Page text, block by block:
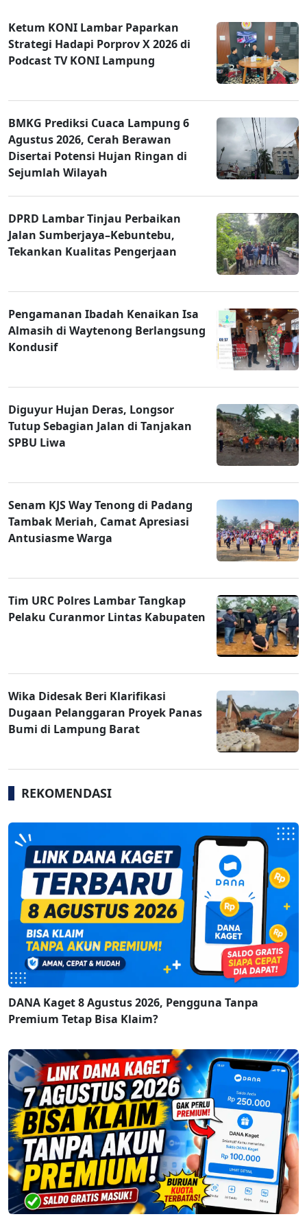
Ketum KONI Lambar Paparkan
Strategi Hadapi Porprov X 2026 di
Podcast TV KONI Lampung
BMKG Prediksi Cuaca Lampung 6
Agustus 2026, Cerah Berawan
Disertai Potensi Hujan Ringan di
Sejumlah Wilayah
DPRD Lambar Tinjau Perbaikan
Jalan Sumberjaya–Kebuntebu,
Tekankan Kualitas Pengerjaan
Pengamanan Ibadah Kenaikan Isa
Almasih di Waytenong Berlangsung
Kondusif
Diguyur Hujan Deras, Longsor
Tutup Sebagian Jalan di Tanjakan
SPBU Liwa
Senam KJS Way Tenong di Padang
Tambak Meriah, Camat Apresiasi
Antusiasme Warga
Tim URC Polres Lambar Tangkap
Pelaku Curanmor Lintas Kabupaten
Wika Didesak Beri Klarifikasi
Dugaan Pelanggaran Proyek Panas
Bumi di Lampung Barat
REKOMENDASI
DANA Kaget 8 Agustus 2026, Pengguna Tanpa
Premium Tetap Bisa Klaim?